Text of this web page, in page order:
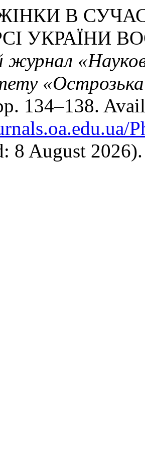
ЖІНКИ В
УКРАЇНИ
журнал
134–138.
8 August 2026).